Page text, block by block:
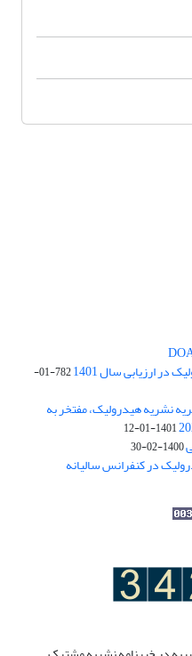
ارزیابی سال 1401
782-01-
نشریه هیدرولیک، مفتخر به
1401-01-12
1400-02-30
در کنفرانس سالیانه